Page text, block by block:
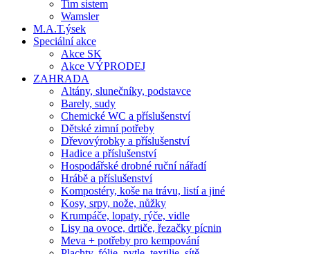
Tim sistem
Wamsler
M.A.T.ýsek
Speciální akce
Akce SK
Akce VÝPRODEJ
ZAHRADA
Altány, slunečníky, podstavce
Barely, sudy
Chemické WC a příslušenství
Dětské zimní potřeby
Dřevovýrobky a příslušenství
Hadice a příslušenství
Hospodářské drobné ruční nářadí
Hrábě a příslušenství
Kompostéry, koše na trávu, listí a jiné
Kosy, srpy, nože, nůžky
Krumpáče, lopaty, rýče, vidle
Lisy na ovoce, drtiče, řezačky pícnin
Meva + potřeby pro kempování